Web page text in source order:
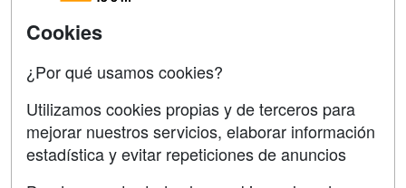
Aviso legal
Grupo formazion:
Cookies
¿Por qué usamos cookies?
Utilizamos cookies propias y de terceros para
mejorar nuestros servicios, elaborar información
estadística y evitar repeticiones de anuncios